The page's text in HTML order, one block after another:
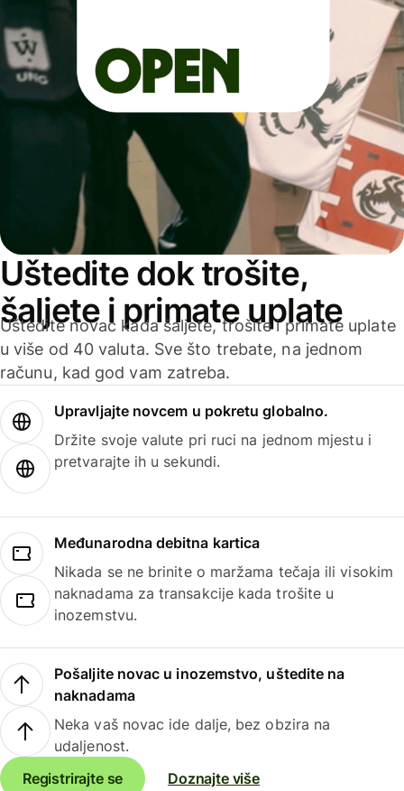
Uštedite dok trošite,
šaljete i primate uplate
Uštedite novac kada šaljete, trošite i primate uplate
u više od 40 valuta. Sve što trebate, na jednom
računu, kad god vam zatreba.
Upravljajte novcem u pokretu globalno.
Držite svoje valute pri ruci na jednom mjestu i
pretvarajte ih u sekundi.
Međunarodna debitna kartica
Nikada se ne brinite o maržama tečaja ili visokim
naknadama za transakcije kada trošite u
inozemstvu.
Pošaljite novac u inozemstvo, uštedite na
naknadama
Neka vaš novac ide dalje, bez obzira na
udaljenost.
Registrirajte se
Doznajte više